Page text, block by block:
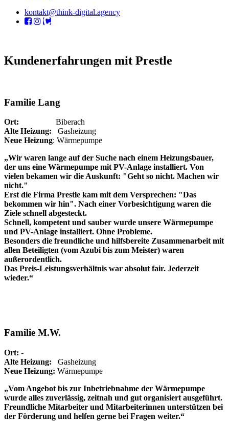
kontakt@think-digital.agency
Kundenerfahrungen mit Prestle
Familie Lang
Ort: Biberach
Alte Heizung: Gasheizung
Neue Heizung: Wärmepumpe
„Wir waren lange auf der Suche nach einem Heizungsbauer,
der uns eine Wärmepumpe mit PV-Anlage installiert. Von
vielen bekamen wir die Auskunft: "Geht so nicht. Machen wir
nicht."
Erst die Firma Prestle kam mit dem Versprechen: "Das
bekommen wir hin". Nach einer Vorbesichtigung waren die
Ziele schnell abgesteckt.
Schnell, kompetent und sauber wurde unsere Wärmepumpe
und PV-Anlage installiert. Ohne Probleme.
Besonders die freundliche und hilfsbereite Zusammenarbeit mit
allen Beteiligten (vom Azubi bis zum Meister) waren
außerordentlich.
Das Preis-Leistungsverhältnis war absolut fair. Jederzeit
wieder.“
Familie M.W.
Ort: -
Alte Heizung: Gasheizung
Neue Heizung: Wärmepumpe
„Vom Angebot bis zur Inbetriebnahme der Wärmepumpe
wurde alles zuverlässig, zeitnah und gut organisiert ausgeführt.
Freundliche Mitarbeiter und Mitarbeiterinnen unterstützen bei
der Förderung und helfen gerne bei Fragen weiter.“